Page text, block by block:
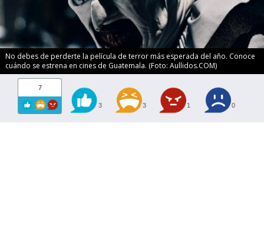
No debes de perderte la película de terror más esperada del año. Conoce
cuándo se estrena en cines de Guatemala. (Foto: Aullidos.COM)
7
3 3 1 0